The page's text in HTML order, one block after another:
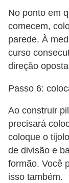
No ponto em
comecem,
parede. À
curso
direção
Passo 6:
Ao construir
precisará
coloque o
de divisão e
formão. Você
isso também.